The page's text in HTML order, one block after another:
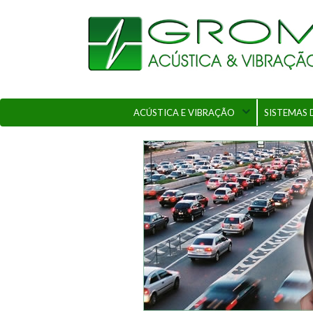
ACÚSTICA E VIBRAÇÃO SISTEMAS